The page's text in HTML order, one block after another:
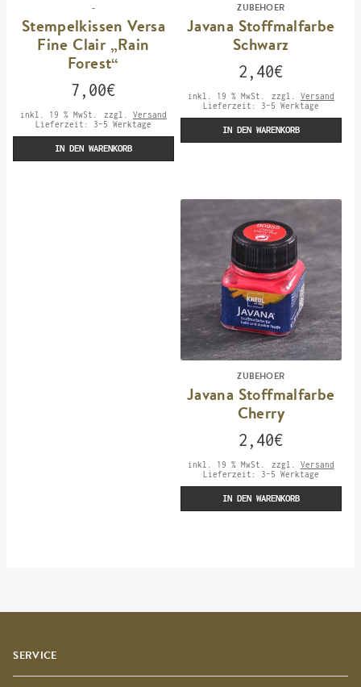
-
Stempelkissen Versa
Fine Clair „Rain
Forest“
7,00€
inkl. 19 % MwSt. zzgl. Versand
Lieferzeit: 3-5 Werktage
IN DEN WARENKORB
ZUBEHOER
Javana Stoffmalfarbe
Schwarz
2,40€
inkl. 19 % MwSt. zzgl. Versand
Lieferzeit:
3-5 Werktage
IN DEN WARENKORB
ZUBEHOER
Javana Stoffmalfarbe
Cherry
2,40€
inkl. 19 % MwSt. zzgl. Versand
Lieferzeit:
3-5 Werktage
IN DEN WARENKORB
SERVICE